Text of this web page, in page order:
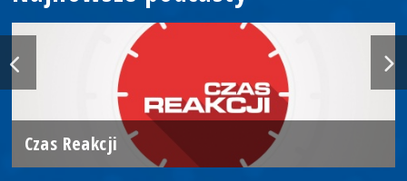
Czas Reakcji